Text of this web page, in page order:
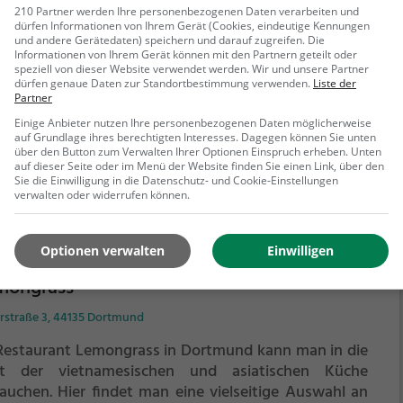
Firenze
Weg 15, 44135 Dortmund
der Pizzeria Firenze in Dortmund erlebt man
Flair und kulinarischen Genuss in einem. Hier
man sich von der Vielfalt der Gerichte, von
Pizza über italienische Spezialitäten bis hin zu
Gerichten, verzaubern lassen. Ob man
ist oder nicht, hier findet man garantiert
nach seinem Geschmack. Die gemütliche
lädt dazu ein, sich zu entspannen und den
mit einem leckeren Drink zu genießen. Ein
Ort, um die italienische Küche in all ihren
zu erleben.
Mehr erfahren
3, 44135 Dortmund
Lemongrass in Dortmund kann man in die
der vietnamesischen und asiatischen Küche
Hier findet man eine vielseitige Auswahl an
210 Partner werden Ihre personenbezogenen Daten verarbeiten und
dürfen Informationen von Ihrem Gerät (Cookies, eindeutige Kennungen
und andere Gerätedaten) speichern und darauf zugreifen. Die
Informationen von Ihrem Gerät können mit den Partnern geteilt oder
speziell von dieser Website verwendet werden. Wir und unsere Partner
dürfen genaue Daten zur Standortbestimmung verwenden. Liste der
Partner
Einige Anbieter nutzen Ihre personenbezogenen Daten möglicherweise
auf Grundlage ihres berechtigten Interesses. Dagegen können Sie unten
über den Button zum Verwalten Ihrer Optionen Einspruch erheben. Unten
auf dieser Seite oder im Menü der Website finden Sie einen Link, über den
Sie die Einwilligung in die Datenschutz- und Cookie-Einstellungen
verwalten oder widerrufen können.
Einwilligen
Optionen verwalten